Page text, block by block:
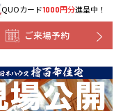
QUOカード1000円分進呈中！
ご来場予約